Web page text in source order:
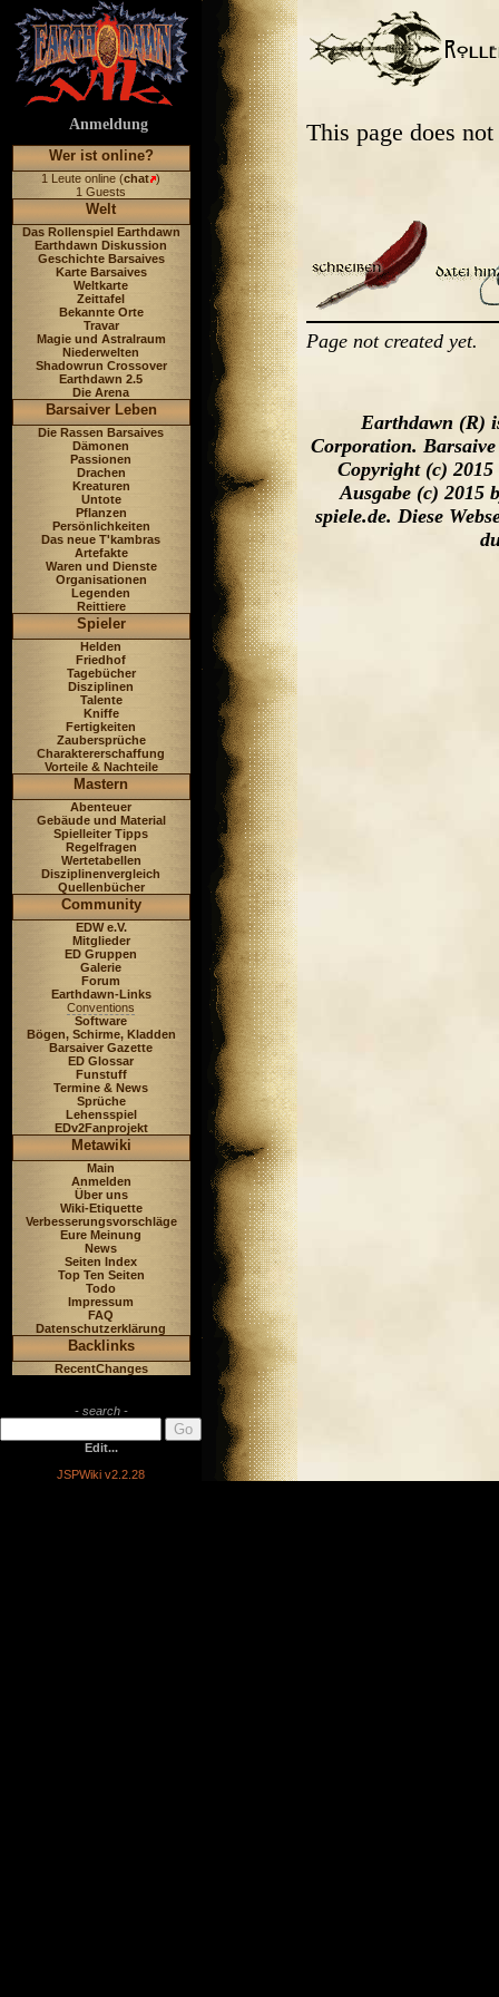
Anmeldung
Wer ist online?
1 Leute online (chat )
1 Guests
Welt
Das Rollenspiel Earthdawn
Earthdawn Diskussion
Geschichte Barsaives
Karte Barsaives
Weltkarte
Zeittafel
Bekannte Orte
Travar
Magie und Astralraum
Niederwelten
Shadowrun Crossover
Earthdawn 2.5
Die Arena
Barsaiver Leben
Die Rassen Barsaives
Dämonen
Passionen
Drachen
Kreaturen
Untote
Pflanzen
Persönlichkeiten
Das neue T'kambras
Artefakte
Waren und Dienste
Organisationen
Legenden
Reittiere
Spieler
Helden
Friedhof
Tagebücher
Disziplinen
Talente
Kniffe
Fertigkeiten
Zaubersprüche
Charaktererschaffung
Vorteile & Nachteile
Mastern
Abenteuer
Gebäude und Material
Spielleiter Tipps
Regelfragen
Wertetabellen
Disziplinenvergleich
Quellenbücher
Community
EDW e.V.
Mitglieder
ED Gruppen
Galerie
Forum
Earthdawn-Links
Conventions
Software
Bögen, Schirme, Kladden
Barsaiver Gazette
ED Glossar
Funstuff
Termine & News
Sprüche
Lehensspiel
EDv2Fanprojekt
Metawiki
Main
Anmelden
Über uns
Wiki-Etiquette
Verbesserungsvorschläge
Eure Meinung
News
Seiten Index
Top Ten Seiten
Todo
Impressum
FAQ
Datenschutzerklärung
Backlinks
RecentChanges
- search -
Edit...
JSPWiki v2.2.28
This page does
Page not created yet.
Earthdawn (R)
Corporation.
Copyright (c)
Ausgabe (c) 2015
spiele.de. Diese